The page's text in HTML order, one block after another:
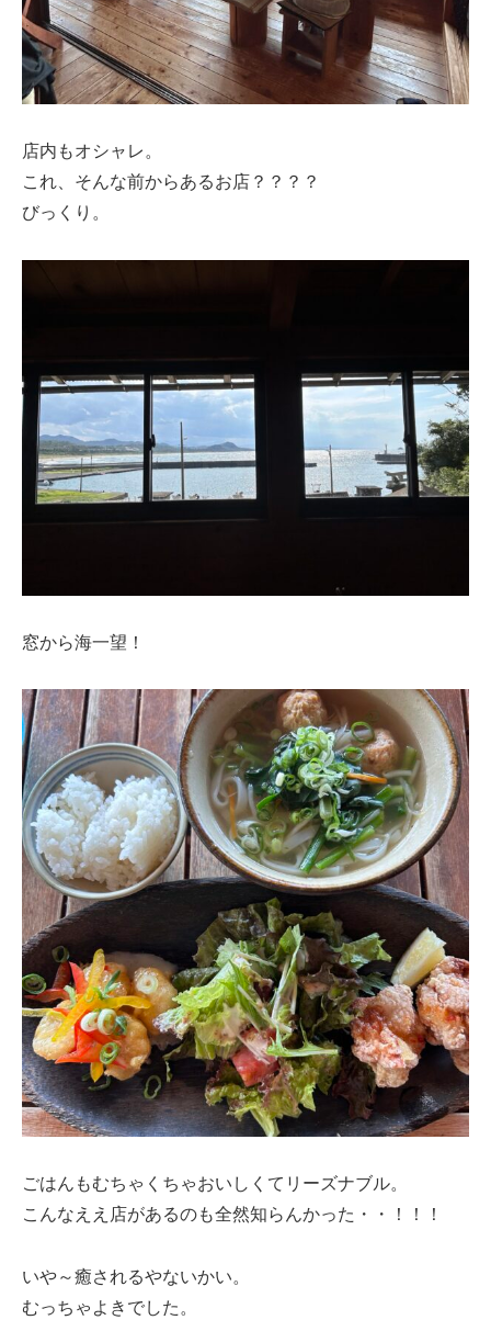
店内もオシャレ。
これ、そんな前からあるお店？？？？
びっくり。
窓から海一望！
ごはんもむちゃくちゃおいしくてリーズナブル。
こんなええ店があるのも全然知らんかった・・！！！
いや～癒されるやないかい。
むっちゃよきでした。